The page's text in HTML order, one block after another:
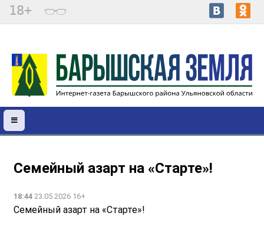
18+
Семейный азарт на «Старте»!
18:44 23.05.2026 16+
Семейный азарт на «Старте»!